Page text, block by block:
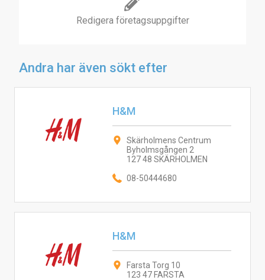
Redigera företagsuppgifter
Andra har även sökt efter
H&M
Skärholmens Centrum
Byholmsgången 2
127 48 SKÄRHOLMEN
08-50444680
H&M
Farsta Torg 10
123 47 FARSTA